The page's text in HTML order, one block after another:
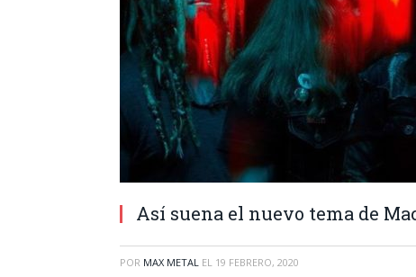
Así suena el nuevo tema de
POR MAX METAL EL 19 FEBRERO, 2020